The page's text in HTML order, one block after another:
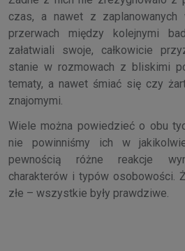
czas, a nawet z zaplanowanych
przerwach między kolejnymi
załatwiali swoje, całkowicie
stanie w rozmowach z bliskimi
tematy, a nawet śmiać się czy
znajomymi.
Wiele można powiedzieć o obu
nie powinniśmy ich w
pewnością różne reakcje
charakterów i typów osobowości.
złe – wszystkie były prawdziwe.